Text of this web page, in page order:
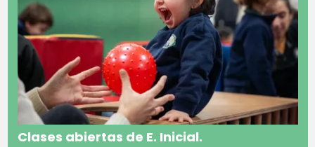
Clases abiertas de E. Inicial.